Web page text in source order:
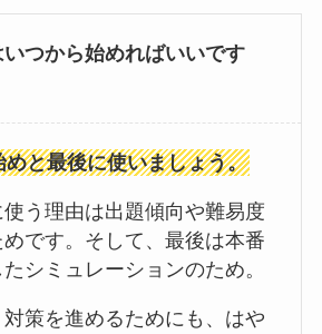
つから始めればいいです
めと最後に使いましょう。
う理由は出題傾向や難易度
めです。そして、最後は本番
シミュレーションのため。
策を進めるためにも、はや